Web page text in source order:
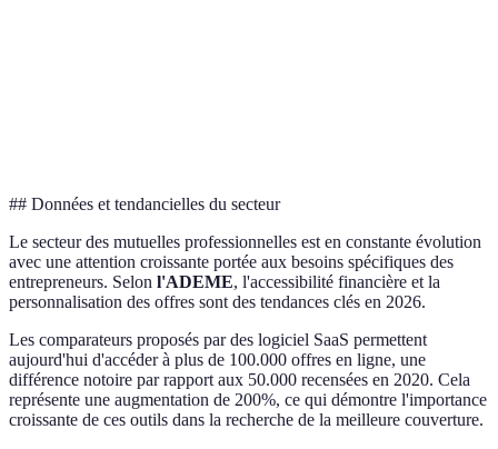
## Données et tendancielles du secteur
Le secteur des mutuelles professionnelles est en constante évolution
avec une attention croissante portée aux besoins spécifiques des
entrepreneurs. Selon l'ADEME, l'accessibilité financière et la
personnalisation des offres sont des tendances clés en 2026.
Les comparateurs proposés par des logiciel SaaS permettent
aujourd'hui d'accéder à plus de 100.000 offres en ligne, une
différence notoire par rapport aux 50.000 recensées en 2020. Cela
représente une augmentation de 200%, ce qui démontre l'importance
croissante de ces outils dans la recherche de la meilleure couverture.